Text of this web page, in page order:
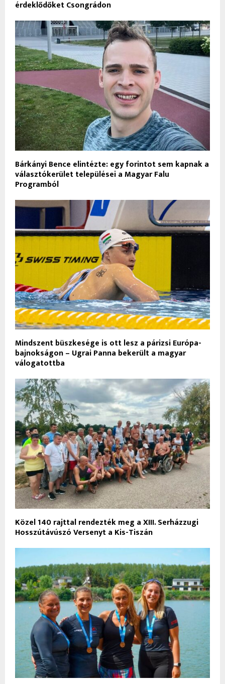
érdeklődőket Csongrádon
Bárkányi Bence elintézte: egy forintot sem kapnak a
választókerület települései a Magyar Falu
Programból
Mindszent büszkesége is ott lesz a párizsi Európa-
bajnokságon – Ugrai Panna bekerült a magyar
válogatottba
Közel 140 rajttal rendezték meg a XIII. Serházzugi
Hosszútávúszó Versenyt a Kis-Tiszán